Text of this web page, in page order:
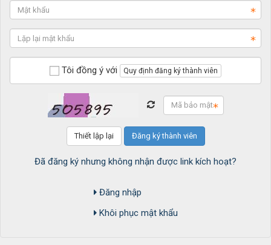
Tôi đồng ý với Quy định đăng ký thành viên
Đã đăng ký nhưng không nhận được link kích hoạt?
Đăng nhập
Khôi phục mật khẩu